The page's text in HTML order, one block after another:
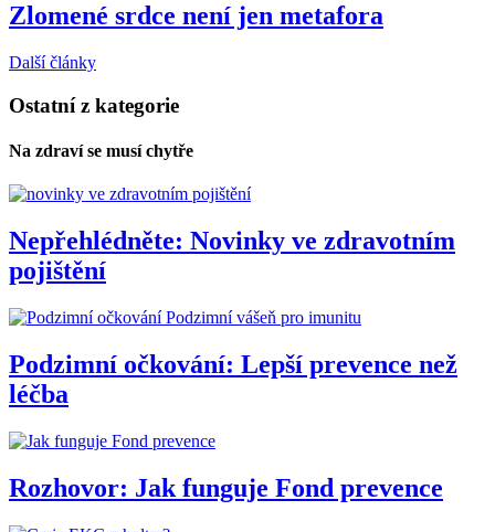
Zlomené srdce není jen metafora
Další články
Ostatní z kategorie
Na zdraví se musí chytře
Nepřehlédněte: Novinky ve zdravotním
pojištění
Podzimní vášeň pro imunitu
Podzimní očkování: Lepší prevence než
léčba
Rozhovor: Jak funguje Fond prevence